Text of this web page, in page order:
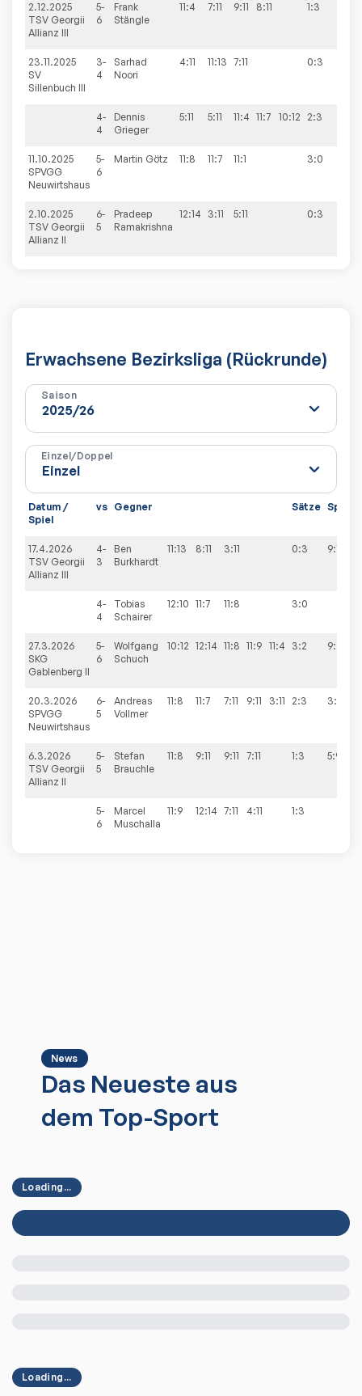
2.12.2025
TSV Georgii
Allianz III
5-
6
Frank
Stängle
11:4 7:11 9:11 8:11 1:3
23.11.2025
SV
Sillenbuch III
3-
4
Sarhad
Noori
4:11 11:13 7:11 0:3
4-
4
Dennis
Grieger
5:11 5:11 11:4 11:7 10:12 2:3
11.10.2025
SPVGG
Neuwirtshaus
5-
6
Martin Götz 11:8 11:7 11:1 3:0
2.10.2025
TSV Georgii
Allianz II
6-
5
Pradeep
Ramakrishna
12:14 3:11 5:11 0:3
Erwachsene Bezirksliga (Rückrunde)
Saison
Einzel/Doppel
Datum /
Spiel
vs Gegner Sätze Spiele
17.4.2026
TSV Georgii
Allianz III
4-
3
Ben
Burkhardt
11:13 8:11 3:11 0:3 9:7
4-
4
Tobias
Schairer
12:10 11:7 11:8 3:0
27.3.2026
SKG
Gablenberg II
5-
6
Wolfgang
Schuch
10:12 12:14 11:8 11:9 11:4 3:2 9:2
20.3.2026
SPVGG
Neuwirtshaus
6-
5
Andreas
Vollmer
11:8 11:7 7:11 9:11 3:11 2:3 3:9
6.3.2026
TSV Georgii
Allianz II
5-
5
Stefan
Brauchle
11:8 9:11 9:11 7:11 1:3 5:9
5-
6
Marcel
Muschalla
11:9 12:14 7:11 4:11 1:3
News
Das Neueste aus
dem Top-Sport
Loading...
Loading...